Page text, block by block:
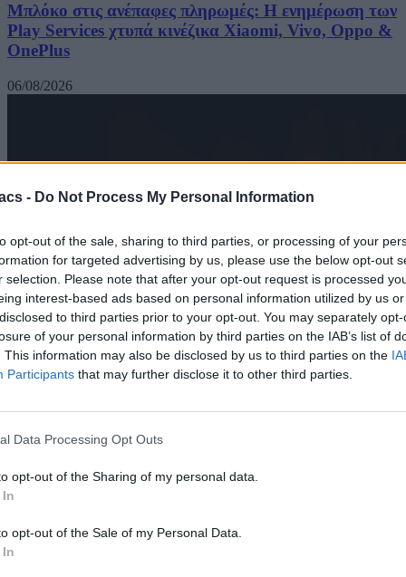
- Do Not Process My Personal Information
opt-out of the sale, sharing to third parties, or processing of your
for targeted advertising by us, please use the below opt-out
selection. Please note that after your opt-out request is processed
interest-based ads based on personal information utilized by us
to third parties prior to your opt-out. You may separately
of your personal information by third parties on the IAB’s list of
This information may also be disclosed by us to third parties on the
Participants that may further disclose it to other third parties.
Data Processing Opt Outs
opt-out of the Sharing of my personal data.
opt-out of the Sale of my Personal Data.
Μπλόκο στις ανέπαφες πληρωμές: Η ενημέρωση των
Play Services χτυπά κινέζικα Xiaomi, Vivo, Oppo &
OnePlus
06/08/2026
Technology
Η Google ανακοινώνει ότι ο Chrome θέλει 20GB
χώρο πλέον